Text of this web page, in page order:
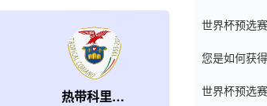
热带科里亚诺
世界杯预选
您是如何获
世界杯预选